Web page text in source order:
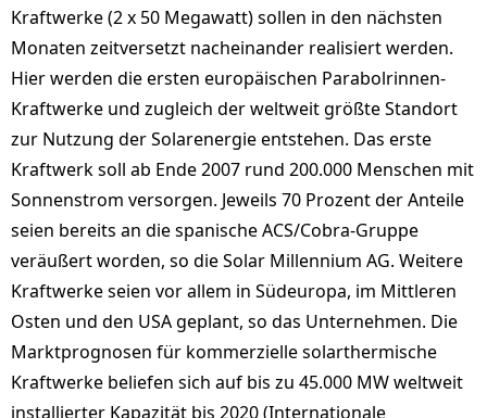
Kraftwerke (2 x 50 Megawatt) sollen in den nächsten
Monaten zeitversetzt nacheinander realisiert werden.
Hier werden die ersten europäischen Parabolrinnen-
Kraftwerke und zugleich der weltweit größte Standort
zur Nutzung der Solarenergie entstehen. Das erste
Kraftwerk soll ab Ende 2007 rund 200.000 Menschen mit
Sonnenstrom versorgen. Jeweils 70 Prozent der Anteile
seien bereits an die spanische ACS/Cobra-Gruppe
veräußert worden, so die Solar Millennium AG. Weitere
Kraftwerke seien vor allem in Südeuropa, im Mittleren
Osten und den USA geplant, so das Unternehmen. Die
Marktprognosen für kommerzielle solarthermische
Kraftwerke beliefen sich auf bis zu 45.000 MW weltweit
installierter Kapazität bis 2020 (Internationale